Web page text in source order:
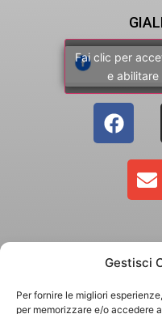
Gestisci
Per fornire le migliori
per memorizzare e/o accedere
Fai clic per
e